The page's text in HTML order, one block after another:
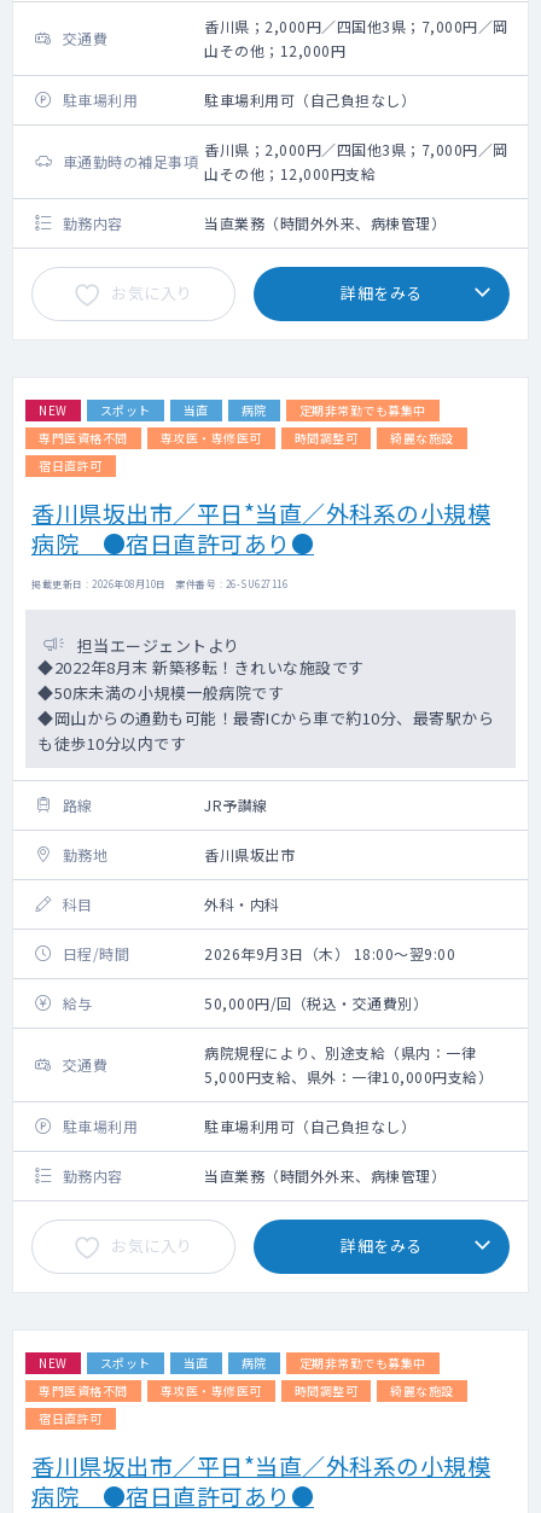
交通費
香川県；2,000円／四国他3県；7,000円／岡
山その他；12,000円
駐車場利用 駐車場利用可（自己負担なし）
車通勤時の補足事項
香川県；2,000円／四国他3県；7,000円／岡
山その他；12,000円支給
勤務内容 当直業務（時間外外来、病棟管理）
お気に入り 詳細をみる
NEW スポット 当直 病院
定期非常勤でも募集中
専門医資格不問
専攻医・専修医可 時間調整可
綺麗な施設
宿日直許可
香川県坂出市／平日*当直／外科系の小規模
病院 ●宿日直許可あり●
掲載更新日 : 2026年08月10日 案件番号 : 26-SU627116
担当エージェントより
◆2022年8月末 新築移転！きれいな施設です
◆50床未満の小規模一般病院です
◆岡山からの通勤も可能！最寄ICから車で約10分、最寄駅から
も徒歩10分以内です
路線 JR予讃線
勤務地 香川県坂出市
科目 外科・内科
日程/時間 2026年9月3日（木） 18:00～翌9:00
給与 50,000円/回（税込・交通費別）
交通費
病院規程により、別途支給（県内：一律
5,000円支給、県外：一律10,000円支給）
駐車場利用 駐車場利用可（自己負担なし）
勤務内容 当直業務（時間外外来、病棟管理）
お気に入り 詳細をみる
NEW スポット 当直 病院
定期非常勤でも募集中
専門医資格不問
専攻医・専修医可 時間調整可
綺麗な施設
宿日直許可
香川県坂出市／平日*当直／外科系の小規模
病院 ●宿日直許可あり●